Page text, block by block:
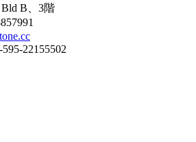
Bld B、3階
22155502